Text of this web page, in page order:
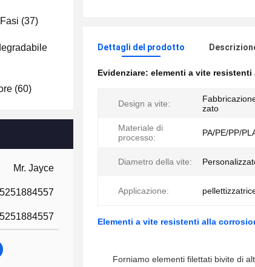
(37)
(60)
Mr. Jayce
Dettagli del prodotto
Evidenziare: elementi a vite
Design a vite:
zato
Materiale di
processo:
PA/PE/PP/
Diametro della vite:
Applicazione:
Elementi a vite resistenti alla
Forniamo elementi filettati bivite di